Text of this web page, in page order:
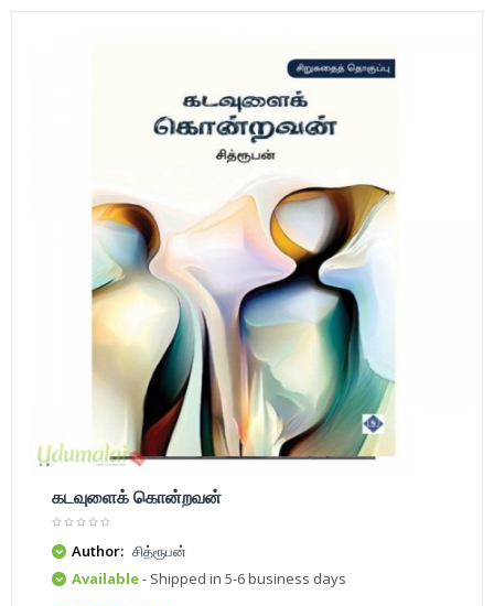
கடவுளைக் கொன்றவன்
Author: சித்ரூபன்
Available- Shipped in 5-6 business days